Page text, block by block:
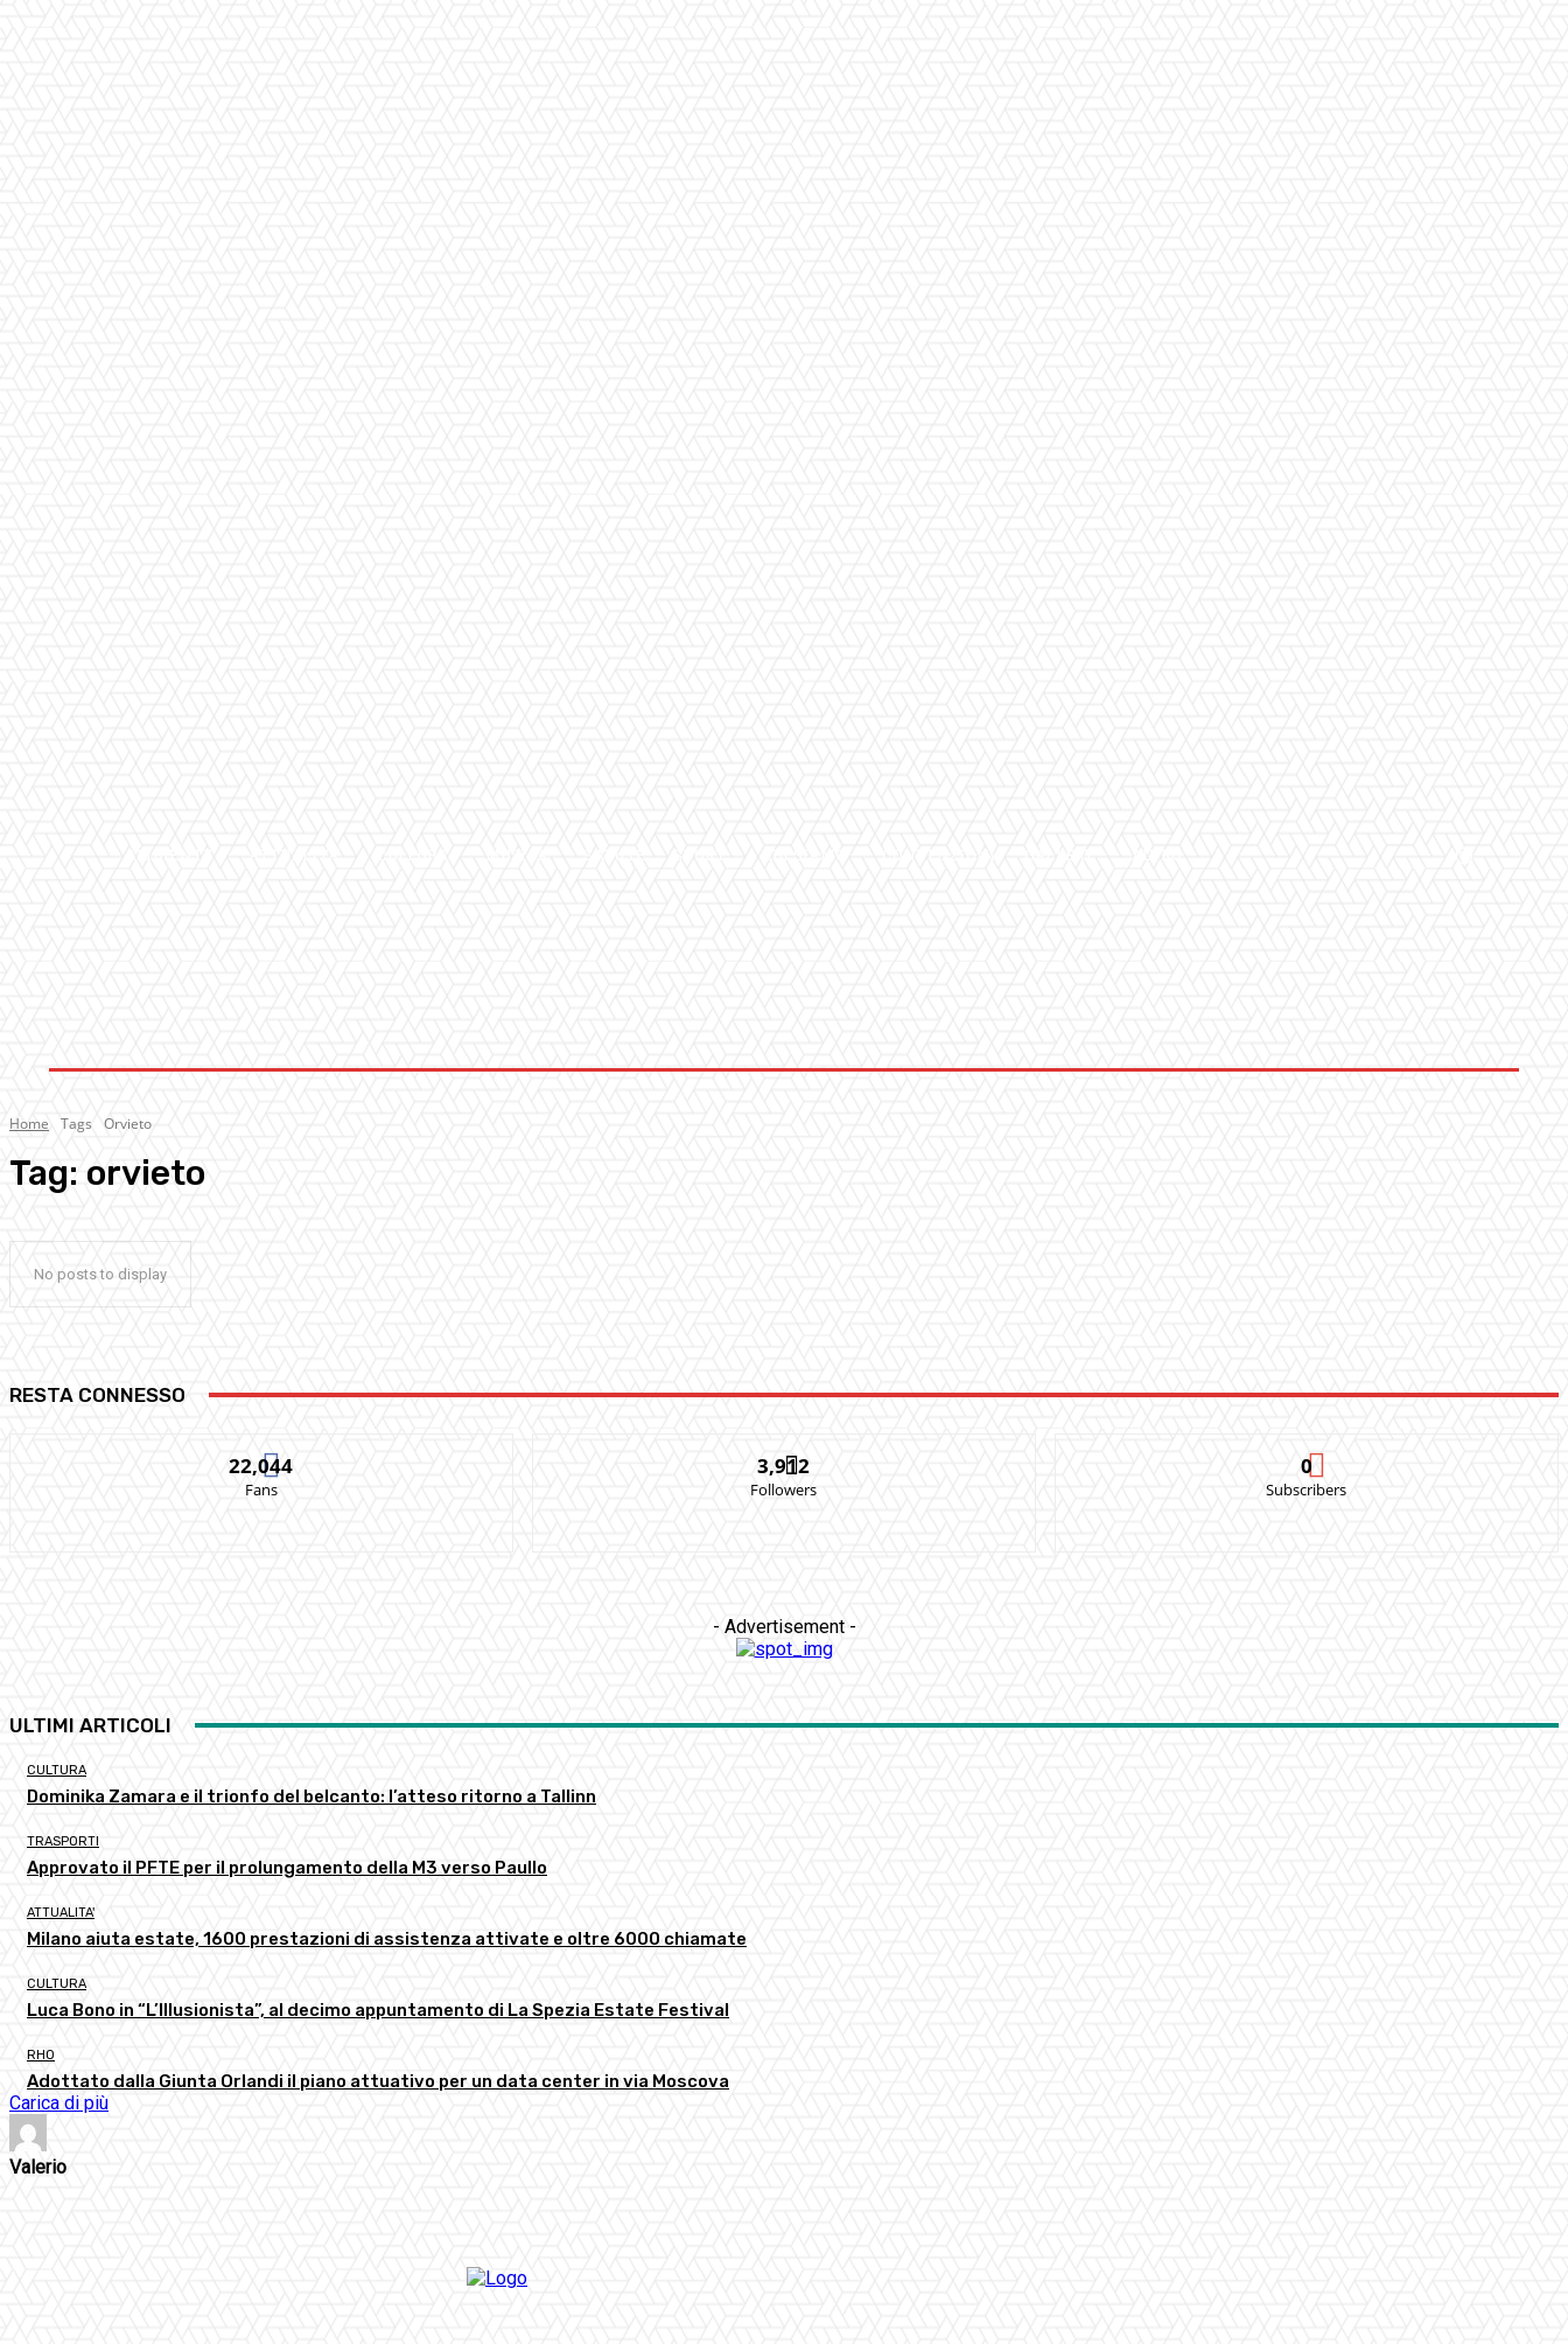
Home Tags Orvieto
Tag: orvieto
No posts to display
RESTA CONNESSO
22,044
Fans
3,912
Followers
0
Subscribers
- Advertisement -
ULTIMI ARTICOLI
CULTURA
Dominika Zamara e il trionfo del belcanto: l’atteso ritorno a Tallinn
TRASPORTI
Approvato il PFTE per il prolungamento della M3 verso Paullo
ATTUALITA'
Milano aiuta estate, 1600 prestazioni di assistenza attivate e oltre 6000 chiamate
CULTURA
Luca Bono in “L’Illusionista”, al decimo appuntamento di La Spezia Estate Festival
RHO
Adottato dalla Giunta Orlandi il piano attuativo per un data center in via Moscova
Carica di più
Valerio